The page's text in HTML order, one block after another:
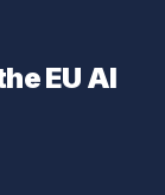
EU AI